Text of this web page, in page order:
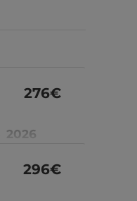
276€
2026
296€